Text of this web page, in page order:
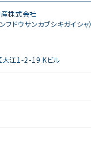
株式会社
フドウサンカブシキガイシャ）
江1-2-19 Kビル